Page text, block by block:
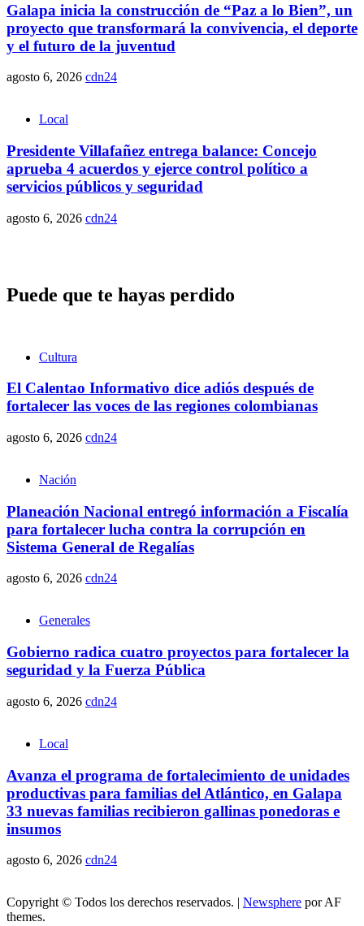
Galapa inicia la construcción de “Paz a lo Bien”, un
proyecto que transformará la convivencia, el deporte
y el futuro de la juventud
agosto 6, 2026 cdn24
Local
Presidente Villafañez entrega balance: Concejo
aprueba 4 acuerdos y ejerce control político a
servicios públicos y seguridad
agosto 6, 2026 cdn24
Puede que te hayas perdido
Cultura
El Calentao Informativo dice adiós después de
fortalecer las voces de las regiones colombianas
agosto 6, 2026 cdn24
Nación
Planeación Nacional entregó información a Fiscalía
para fortalecer lucha contra la corrupción en
Sistema General de Regalías
agosto 6, 2026 cdn24
Generales
Gobierno radica cuatro proyectos para fortalecer la
seguridad y la Fuerza Pública
agosto 6, 2026 cdn24
Local
Avanza el programa de fortalecimiento de unidades
productivas para familias del Atlántico, en Galapa
33 nuevas familias recibieron gallinas ponedoras e
insumos
agosto 6, 2026 cdn24
Copyright © Todos los derechos reservados. | Newsphere por AF
themes.